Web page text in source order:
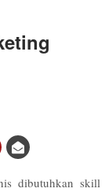
dibutuhkan skill